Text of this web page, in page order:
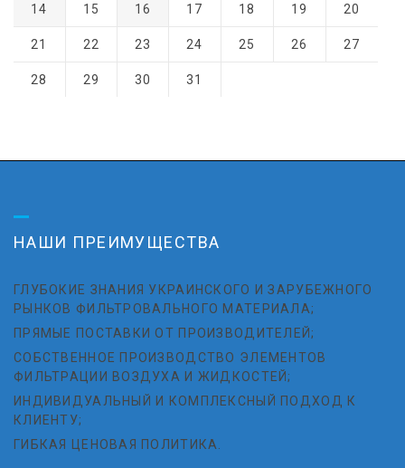
14 15 16 17 18 19 20
21 22 23 24 25 26 27
28 29 30 31
НАШИ ПРЕИМУЩЕСТВА
ГЛУБОКИЕ ЗНАНИЯ УКРАИНСКОГО И ЗАРУБЕЖНОГО
РЫНКОВ ФИЛЬТРОВАЛЬНОГО МАТЕРИАЛА;
ПРЯМЫЕ ПОСТАВКИ ОТ ПРОИЗВОДИТЕЛЕЙ;
СОБСТВЕННОЕ ПРОИЗВОДСТВО ЭЛЕМЕНТОВ
ФИЛЬТРАЦИИ ВОЗДУХА И ЖИДКОСТЕЙ;
ИНДИВИДУАЛЬНЫЙ И КОМПЛЕКСНЫЙ ПОДХОД К
КЛИЕНТУ;
ГИБКАЯ ЦЕНОВАЯ ПОЛИТИКА.